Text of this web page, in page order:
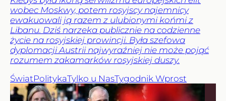
wobec Moskwy, potem rosyjscy najemnicy
ewakuowali ją razem z ulubionymi końmi z
Libanu. Dziś narzeka publicznie na codzienne
życie na rosyjskiej prowincji. Była szefowa
dyplomacji Austrii najwyraźniej nie może pojąć
rozumem zakamarków rosyjskiej duszy.
ŚwiatPolitykaTylko u NasTygodnik Wprost